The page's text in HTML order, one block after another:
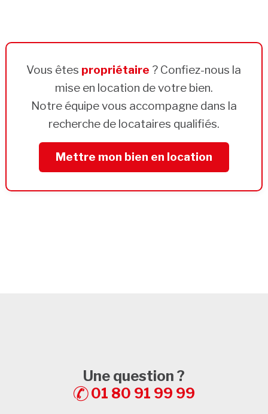
Vous êtes propriétaire ? Confiez-nous la
mise en location de votre bien.
Notre équipe vous accompagne dans la
recherche de locataires qualifiés.
Mettre mon bien en location
Une question ?
01 80 91 99 99